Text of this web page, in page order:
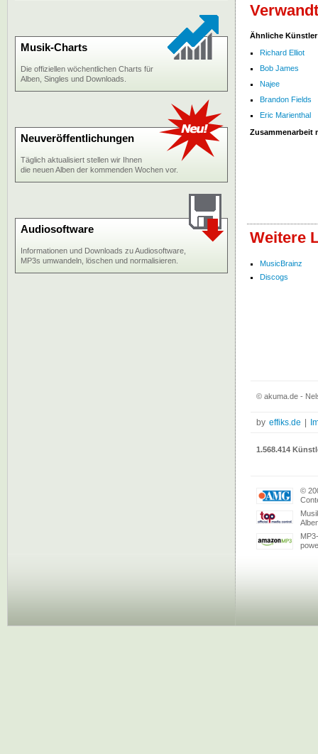
Ähnliche Künstler
Richard Elliot
Bob James
Najee
Brandon Fields
Eric Marienthal
Zusammenarbeit
Weitere
MusicBrainz
Discogs
Musik-Charts
Die offiziellen wöchentlichen Charts für
Alben, Singles und Downloads.
Neuveröffentlichungen
Täglich aktualisiert stellen wir Ihnen
die neuen Alben der kommenden Wochen vor.
Audiosoftware
Informationen und Downloads zu Audiosoftware,
MP3s umwandeln, löschen und normalisieren.
© akuma.de -
by effiks.de
1.568.414
©